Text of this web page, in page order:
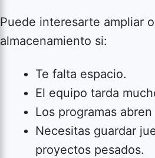
Puede interesarte ampliar
almacenamiento si:
Te falta espacio.
El equipo tarda
Los programas
Necesitas guardar
proyectos pesados.